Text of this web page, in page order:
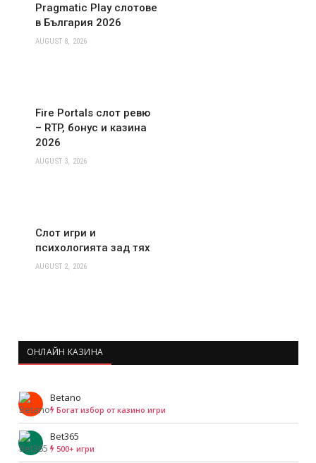
Pragmatic Play слотове
в България 2026
AUGUST 8, 2026
Fire Portals слот ревю
– RTP, бонус и казина
2026
AUGUST 3, 2026
Слот игри и
психологията зад тях
AUGUST 2, 2026
ОНЛАЙН КАЗИНА
Betano
Богат избор от казино игри
Bet365
500+ игри